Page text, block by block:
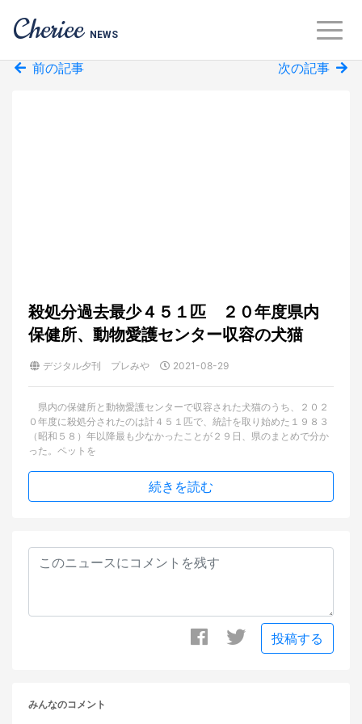
Cheriee NEWS
前の記事 次の記事
殺処分過去最少４５１匹 ２０年度県内
保健所、動物愛護センター収容の犬猫
デジタル夕刊 プレみや 2021-08-29
県内の保健所と動物愛護センターで収容された犬猫のうち、２０２
０年度に殺処分されたのは計４５１匹で、統計を取り始めた１９８３
（昭和５８）年以降最も少なかったことが２９日、県のまとめで分か
った。ペットを
続きを読む
投稿する
みんなのコメント